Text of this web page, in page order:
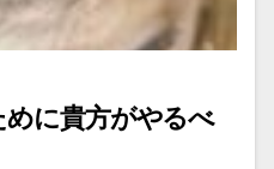
に貴方がやるべ